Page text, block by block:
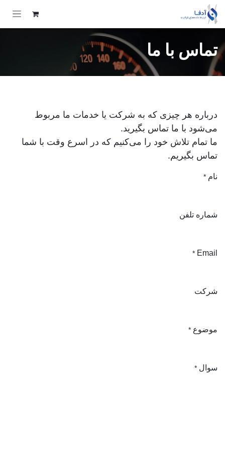
Skip to Content
تماس با ما
درباره هر چیزی که به شرکت یا خدمات ما مربوط
می‌شود با ما تماس بگیرید.
ما تمام تلاش خود را می‌کنیم که در اسرع وقت با شما
تماس بگیریم.
نام *
شماره تلفن
Email
*
شرکت
موضوع *
سوال *